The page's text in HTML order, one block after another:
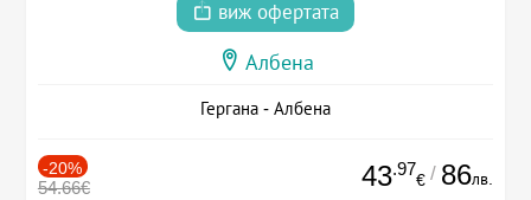
виж офертата
Албена
Гергана - Албена
-20%
54.66€ 43.97
€ / 86лв.